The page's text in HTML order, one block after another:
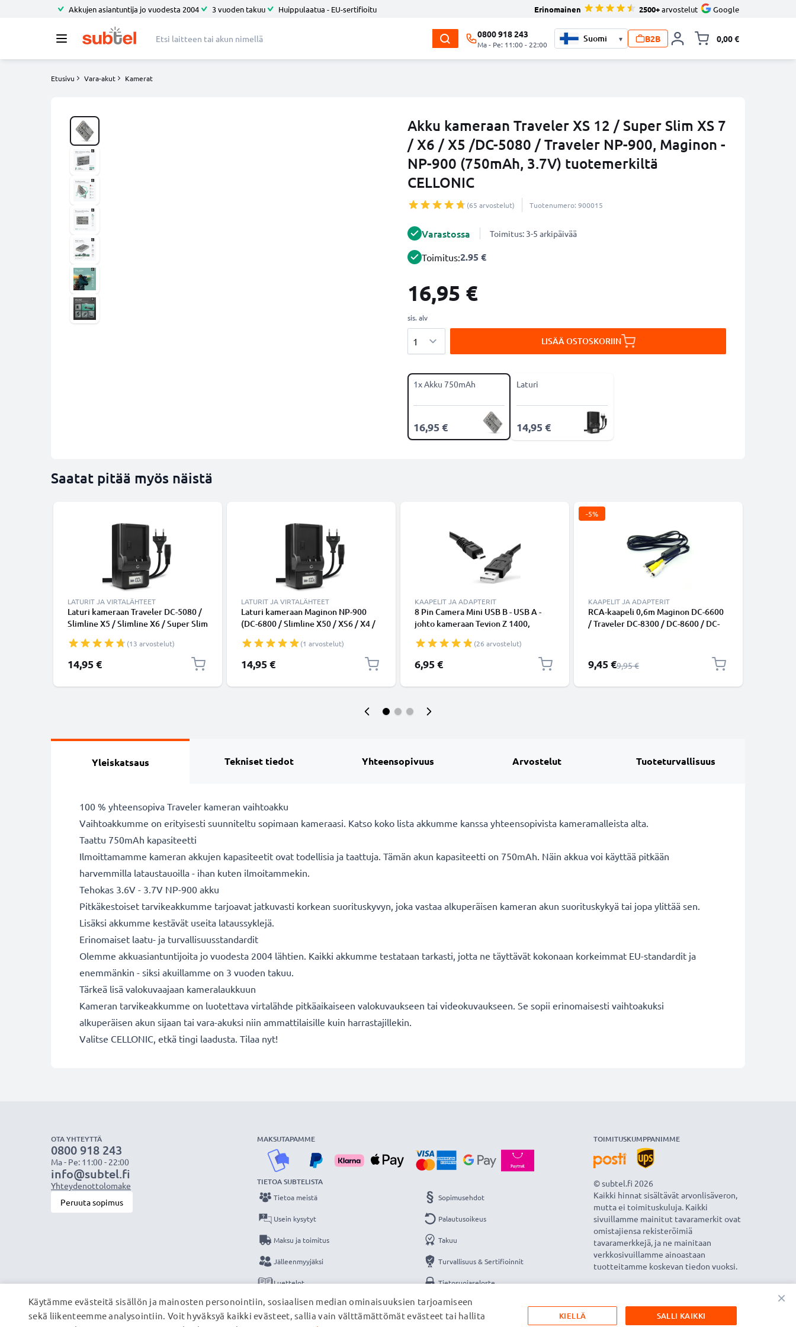
Akkujen asiantuntija jo vuodesta 2004 3 vuoden takuu Huippulaatua - EU-sertifioitu Erinomainen 2500+arvostelut Google
0800 918 243
Ma - Pe: 11:00 - 22:00
▾ B2B 0,00 €
Etusivu Vara-akut Kamerat
Akku kameraan Traveler XS 12 / Super Slim XS 7
/ X6 / X5 /DC-5080 / Traveler NP-900, Maginon -
NP-900 (750mAh, 3.7V) tuotemerkiltä
CELLONIC
(65 arvostelut) Tuotenumero: 900015
Varastossa Toimitus: 3-5 arkipäivää
Toimitus:2.95 €
16,95 €
sis. alv
LISÄÄ OSTOSKORIIN
1x Akku 750mAh
16,95 €
Laturi
14,95 €
Saatat pitää myös näistä
LATURIT JA VIRTALÄHTEET
Laturi kameraan Traveler DC-5080 /
Slimline X5 / Slimline X6 / Super Slim
Maginon NP-900 tarvikelaturi
(13 arvostelut)
14,95 €
LATURIT JA VIRTALÄHTEET
Laturi kameraan Maginon NP-900
(DC-6800 / Slimline X50 / XS6 / X4 /
tarvikelaturi
(1 arvostelut)
14,95 €
KAAPELIT JA ADAPTERIT
8 Pin Camera Mini USB B - USB A -
johto kameraan Tevion Z 1400,
12, Super Slim XS-9, -10, Maginon
Action Sports HD1 - Musta 1.5m,
nopea 1A, PVC-kamerajohto
(26 arvostelut)
6,95 €
-5%
KAAPELIT JA ADAPTERIT
RCA-kaapeli 0,6m Maginon DC-6600
/ Traveler DC-8300 / DC-8600 / DC-
johdon sopivuus TV, DVD, blu-ray,
kamera, pelikonsoli
Erikoishinta
9,45 €Normaali hinta
9,95 €
Yleiskatsaus Tekniset tiedot Yhteensopivuus Arvostelut Tuoteturvallisuus
100 % yhteensopiva Traveler kameran vaihtoakku
Vaihtoakkumme on erityisesti suunniteltu sopimaan kameraasi. Katso koko lista akkumme kanssa yhteensopivista kameramalleista alta.
Taattu 750mAh kapasiteetti
Ilmoittamamme kameran akkujen kapasiteetit ovat todellisia ja taattuja. Tämän akun kapasiteetti on 750mAh. Näin akkua voi käyttää pitkään
harvemmilla lataustauoilla - ihan kuten ilmoitammekin.
Tehokas 3.6V - 3.7V NP-900 akku
Pitkäkestoiset tarvikeakkumme tarjoavat jatkuvasti korkean suorituskyvyn, joka vastaa alkuperäisen kameran akun suorituskykyä tai jopa ylittää sen.
Lisäksi akkumme kestävät useita lataussyklejä.
Erinomaiset laatu- ja turvallisuusstandardit
Olemme akkuasiantuntijoita jo vuodesta 2004 lähtien. Kaikki akkumme testataan tarkasti, jotta ne täyttävät kokonaan korkeimmat EU-standardit ja
enemmänkin - siksi akuillamme on 3 vuoden takuu.
Tärkeä lisä valokuvaajaan kameralaukkuun
Kameran tarvikeakkumme on luotettava virtalähde pitkäaikaiseen valokuvaukseen tai videokuvaukseen. Se sopii erinomaisesti vaihtoakuksi
alkuperäisen akun sijaan tai vara-akuksi niin ammattilaisille kuin harrastajillekin.
Valitse CELLONIC, etkä tingi laadusta. Tilaa nyt!
OTA YHTEYTTÄ
0800 918 243
Ma - Pe: 11:00 - 22:00
info@subtel.fi
Yhteydenottolomake
Peruuta sopimus
MAKSUTAPAMME
TIETOA SUBTELISTA
Tietoa meistä
Usein kysytyt
Maksu ja toimitus
Jälleenmyyjäksi
Luettelot
Yhteys
Sopimusehdot
Palautusoikeus
Takuu
Turvallisuus & Sertifioinnit
Tietosuojaseloste
Yritystiedot
TOIMITUSKUMPPANIMME
© subtel.fi 2026
Kaikki hinnat sisältävät arvonlisäveron,
mutta ei toimituskuluja. Kaikki
sivuillamme mainitut tavaramerkit ovat
omistajiensa rekisteröimiä
tavaramerkkejä, ja ne mainitaan
verkkosivuillamme ainoastaan
tuotteitamme koskevan tiedon vuoksi.
×
Käytämme evästeitä sisällön ja mainosten personointiin, sosiaalisen median ominaisuuksien tarjoamiseen
sekä liikenteemme analysointiin. Voit hyväksyä kaikki evästeet, sallia vain välttämättömät evästeet tai hallita
SALLI KAIKKI
KIELLÄ